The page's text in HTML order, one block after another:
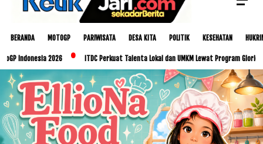
BERANDA MOTOGP PARIWISATA DESA KITA POLITIK KESEHATAN
2026 ITDC Perkuat Talenta Lokal dan UMKM Lewat Program Glorious Golo